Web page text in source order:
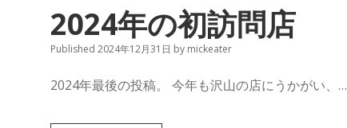
2024年の初訪問店
Published 2024年12月31日 by mickeater
2024年最後の投稿。 今年も沢山の店にうかがい、…